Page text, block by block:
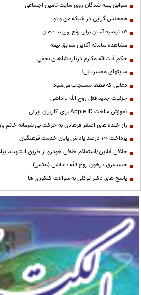
سوابق بیمه شدگان روی سایت تامین اجتماعی
همجنس گرایی در شبکه من و تو
13 توصیه آسان برای رفع بوی بد دهان
مشاهده سامانه آنلاين سوابق بیمه
حكم آيت‌الله مكارم درباره شاهين نجفي
سایتهای همسریابی!
دعايي كه قطعا مستجاب مي‌شود
جزئیات جدید قتل روح الله داداشی
آموزش ساخت Apple ID برای کاربران ایرانی
راز خنده های اصغر فرهادی به حرکت بی شرمانه خانم
پرداخت ۱۰۰ درصد پاداش پایان خدمت فرهنگیان
خلافی آنلاین/استعلام خلافی خودرو از طریق اینترنت،
جسدغرق درخون روح الله داداشی (عکس)
پاسخ های دکتر توکلی به سوالات کنکوری ها